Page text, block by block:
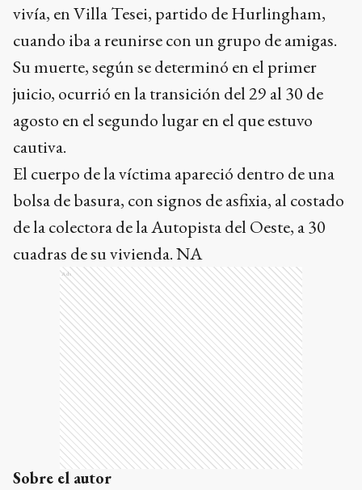
vivía, en Villa Tesei, partido de Hurlingham,
cuando iba a reunirse con un grupo de amigas.
Su muerte, según se determinó en el primer
juicio, ocurrió en la transición del 29 al 30 de
agosto en el segundo lugar en el que estuvo
cautiva.
El cuerpo de la víctima apareció dentro de una
bolsa de basura, con signos de asfixia, al costado
de la colectora de la Autopista del Oeste, a 30
cuadras de su vivienda. NA
Ads
Sobre el autor